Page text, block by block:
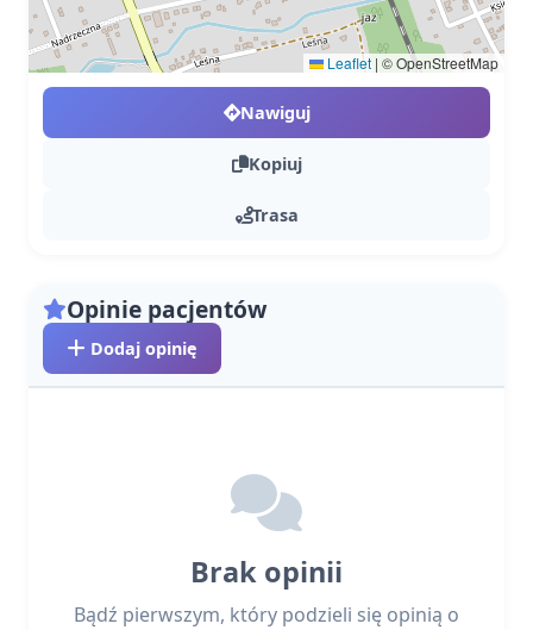
Leaflet | © OpenStreetMap
Nawiguj
Kopiuj
Trasa
Opinie pacjentów
Dodaj opinię
Brak opinii
Bądź pierwszym, który podzieli się opinią o